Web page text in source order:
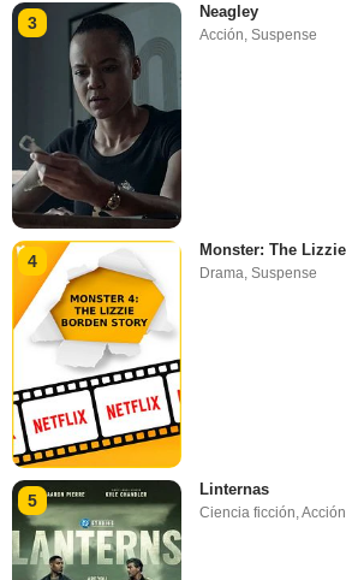
3
Neagley
Acción,Suspense
4
Monster: The
Drama,Suspense
5
Linternas
Ciencia ficción ,Acción